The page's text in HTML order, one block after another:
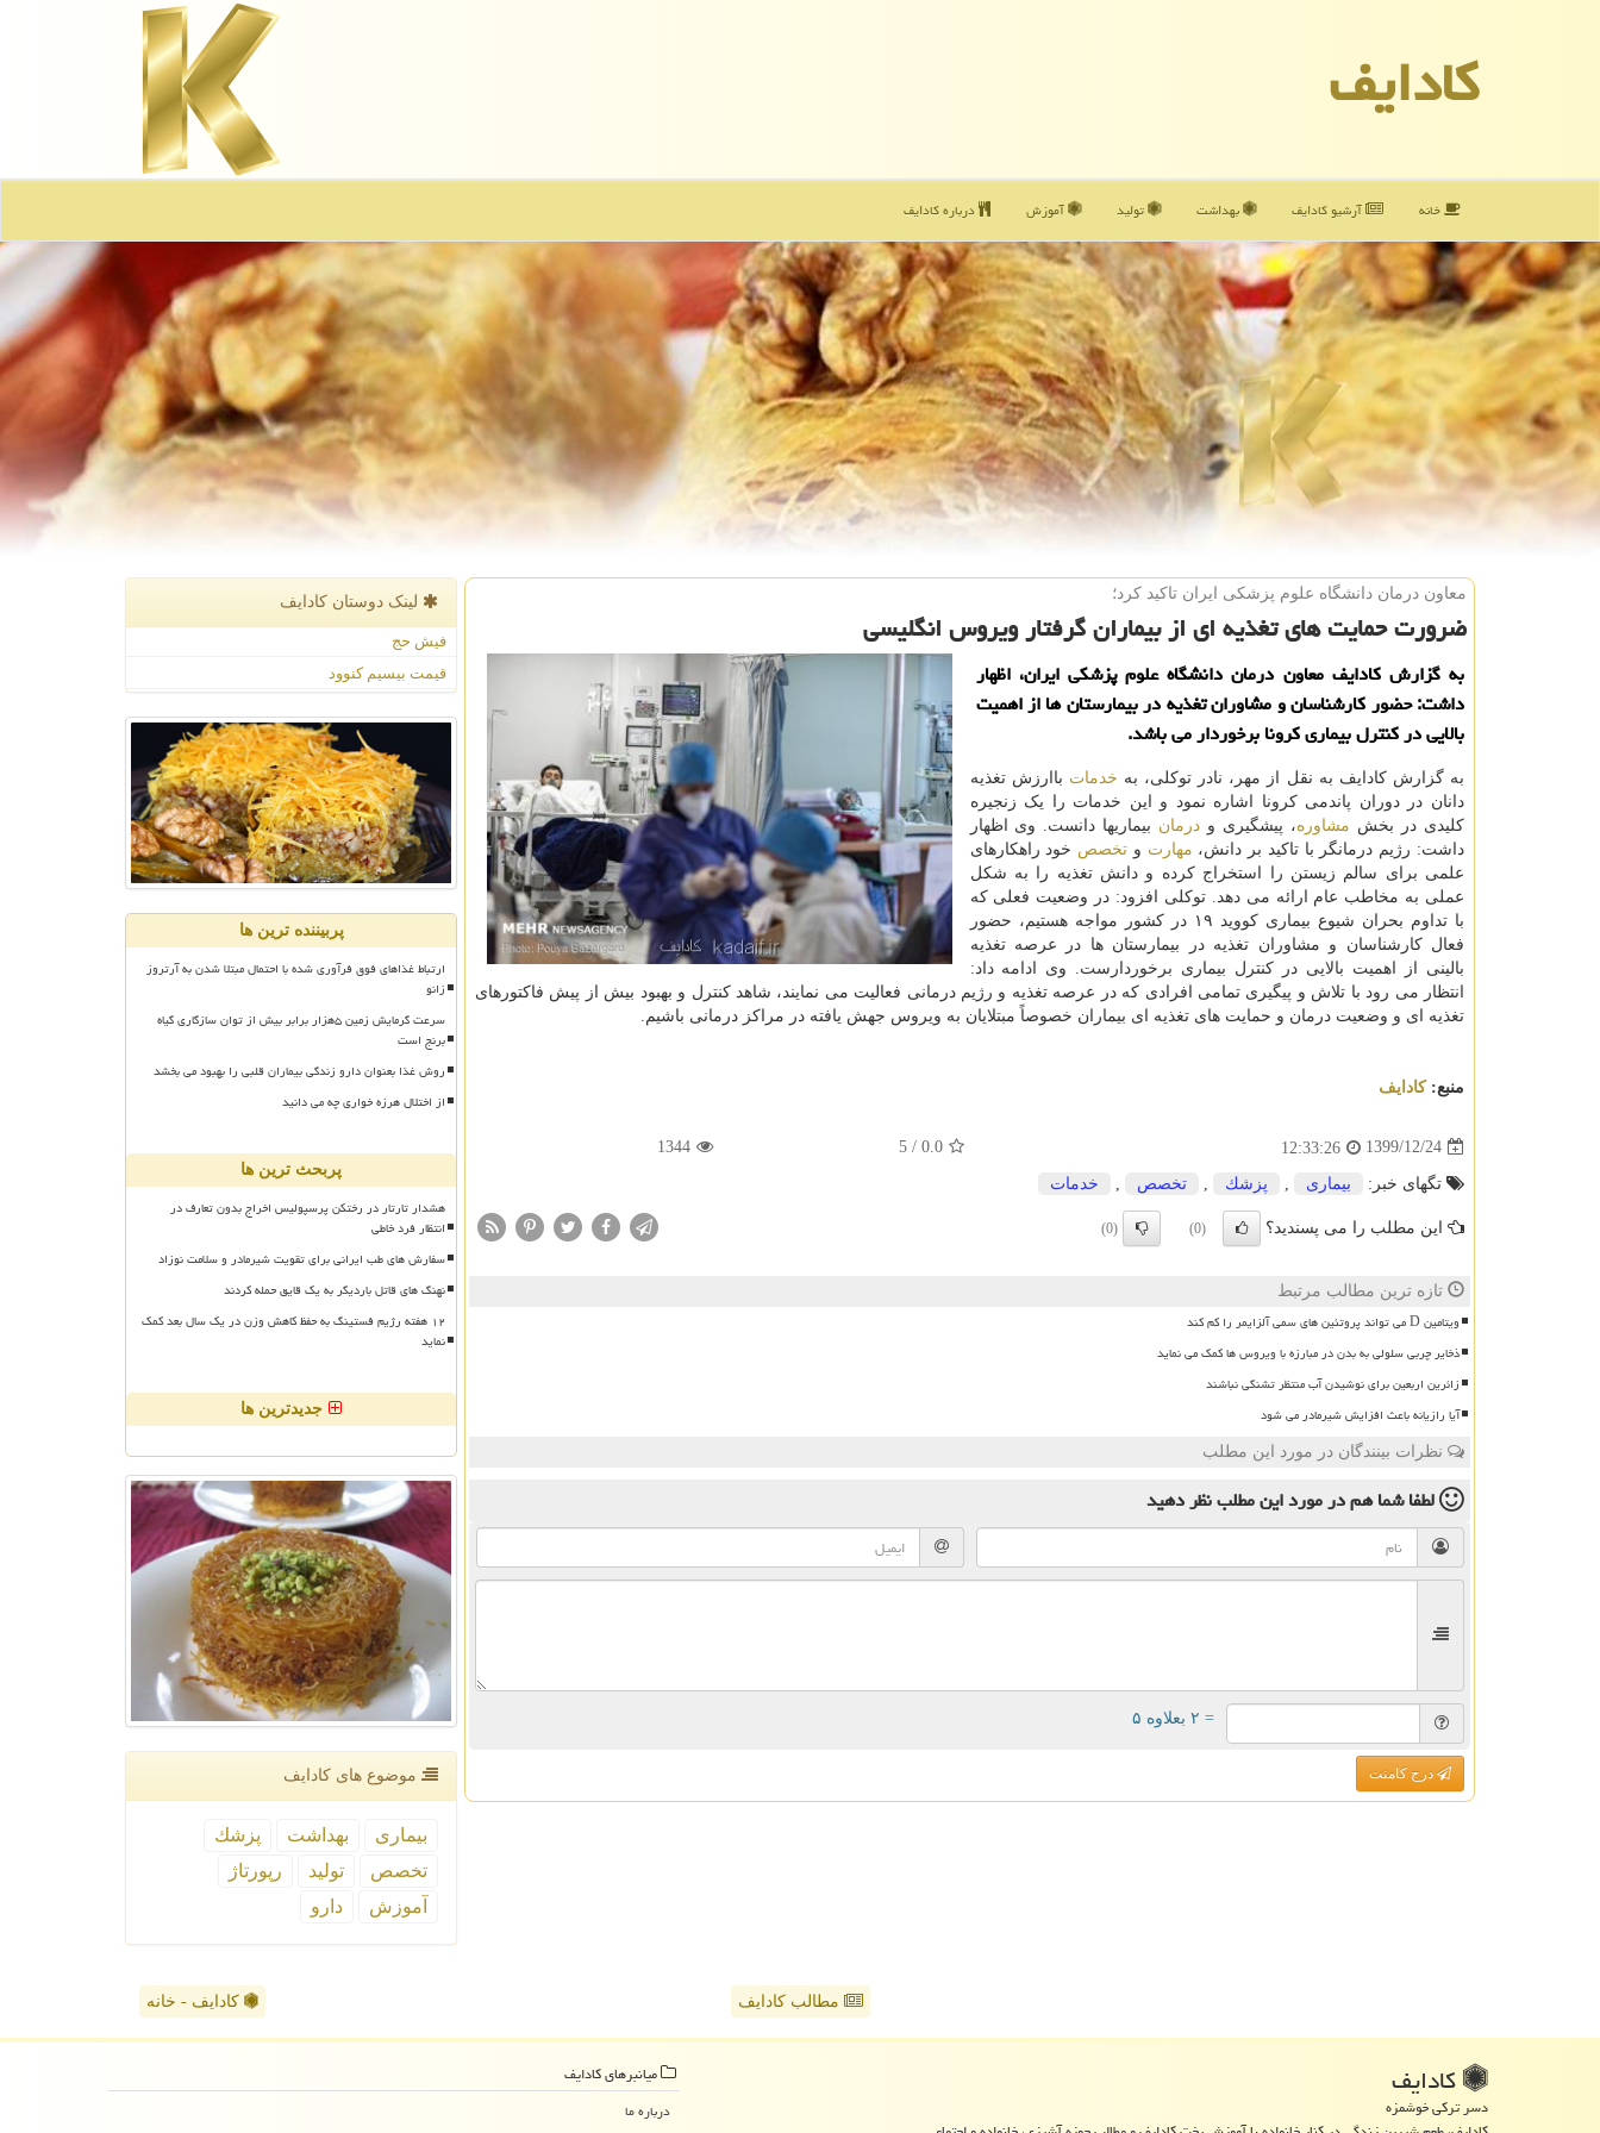
كادایف
خانه آرشیو كادایف بهداشت تولید آموزش درباره كادایف
معاون درمان دانشگاه علوم پزشكی ایران تاكید كرد؛
ضرورت حمایت های تغذیه ای از بیماران گرفتار ویروس انگلیسی
به گزارش کادایف معاون درمان دانشگاه علوم پزشکی ایران، اظهار
داشت: حضور کارشناسان و مشاوران تغذیه در بیمارستان ها از اهمیت
بالایی در کنترل بیماری کرونا برخوردار می باشد.
به گزارش کادایف به نقل از مهر، نادر توکلی، به خدمات باارزش تغذیه
دانان در دوران پاندمی کرونا اشاره نمود و این خدمات را یک زنجیره
کلیدی در بخش مشاوره، پیشگیری و درمان بیماریها دانست. وی اظهار
داشت: رژیم درمانگر با تاکید بر دانش، مهارت و تخصص خود راهکارهای
علمی برای سالم زیستن را استخراج کرده و دانش تغذیه را به شکل
عملی به مخاطب عام ارائه می دهد. توکلی افزود: در وضعیت فعلی که
با تداوم بحران شیوع بیماری کووید ۱۹ در کشور مواجه هستیم، حضور
فعال کارشناسان و مشاوران تغذیه در بیمارستان ها در عرصه تغذیه
بالینی از اهمیت بالایی در کنترل بیماری برخوردارست. وی ادامه داد:
انتظار می رود با تلاش و پیگیری تمامی افرادی که در عرصه تغذیه و رژیم درمانی فعالیت می نمایند، شاهد کنترل و بهبود بیش از پیش فاکتورهای
تغذیه ای و وضعیت درمان و حمایت های تغذیه ای بیماران خصوصاً مبتلایان به ویروس جهش یافته در مراکز درمانی باشیم.
منبع:كادایف
1399/12/24
12:33:26
0.0
/
5
1344
تگهای خبر: بیماری , پزشك , تخصص , خدمات
این مطلب را می پسندید؟ (0)
(0)
تازه ترین مطالب مرتبط
ویتامین D می تواند پروتئین های سمی آلزایمر را کم کند
ذخایر چربی سلولی به بدن در مبارزه با ویروس ها کمک می نماید
زائرین اربعین برای نوشیدن آب منتظر تشنگی نباشند
آیا رازیانه باعث افزایش شیرمادر می شود
نظرات بینندگان در مورد این مطلب
لطفا شما همدر مورد این مطلبنظر دهید
= ۲ بعلاوه ۵
درج کامنت
لینک دوستان كادایف
فیش حج
قیمت بیسیم کنوود
پربیننده ترین ها
ارتباط غذاهای فوق فرآوری شده با احتمال مبتلا شدن به آرتروز
زانو
سرعت گرمایش زمین ۵هزار برابر بیش از توان سازگاری گیاه
برنج است
روش غذا بعنوان دارو زندگی بیماران قلبی را بهبود می بخشد
از اختلال هرزه خواری چه می دانید
پربحث ترین ها
هشدار تارتار در رختکن پرسپولیس اخراج بدون تعارف در
انتظار فرد خاطی
سفارش های طب ایرانی برای تقویت شیرمادر و سلامت نوزاد
نهنگ های قاتل باردیگر به یک قایق حمله کردند
۱۲ هفته رژیم فستینگ به حفظ کاهش وزن در یک سال بعد کمک
نماید
جدیدترین ها
موضوع های كادایف
بیماری بهداشت
پزشك
تخصص
تولید
رپورتاژ
آموزش
دارو
مطالب کادایف کادایف - خانه
كادایف
دسر ترکی خوشمزه
میانبرهای كادایف
درباره ما